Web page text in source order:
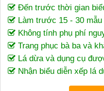
Đến trước thời gian
Làm trước 15 - 30
Không tính phụ phí
Trang phục bà ba và
Lá dừa và dụng cụ
Nhận biểu diễn xếp lá